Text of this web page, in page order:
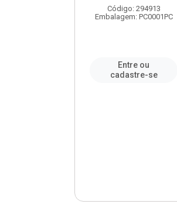
Código: 294913
Embalagem: PC0001PC
Entre ou
cadastre-se